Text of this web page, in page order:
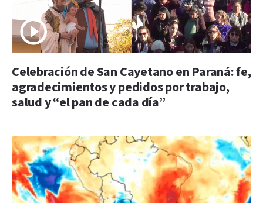
Celebración de San Cayetano en Paraná: fe,
agradecimientos y pedidos por trabajo,
salud y “el pan de cada día”